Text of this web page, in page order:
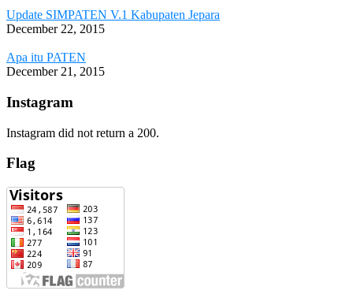
Update SIMPATEN V.1 Kabupaten Jepara
December 22, 2015
Apa itu PATEN
December 21, 2015
Instagram
Instagram did not return a 200.
Flag